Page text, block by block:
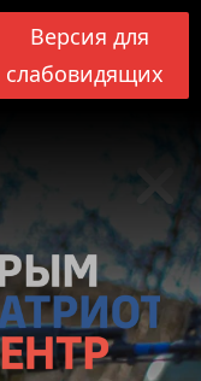
Версия для
слабовидящих